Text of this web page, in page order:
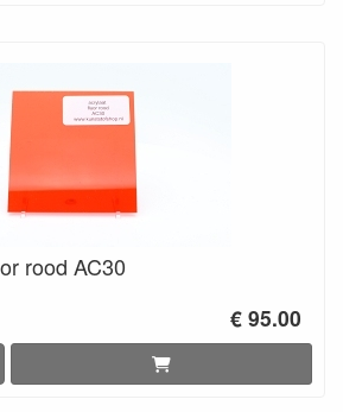
rood AC30
€ 95.00